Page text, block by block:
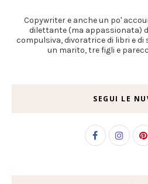
Copywriter e anche un po'
dilettante (ma appassionata)
compulsiva, divoratrice di libri e di
un marito, tre figli e
SEGUI LE